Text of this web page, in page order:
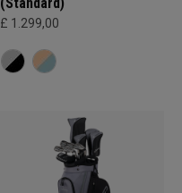
£ 1.299,00